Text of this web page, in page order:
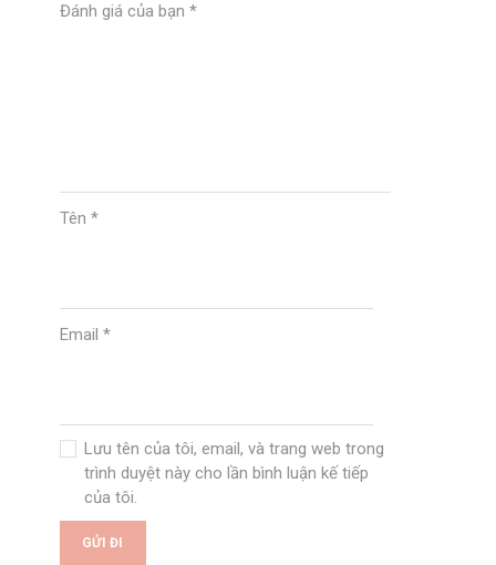
Đánh giá của bạn *
Tên *
Email *
Lưu tên của tôi, email, và trang web trong
trình duyệt này cho lần bình luận kế tiếp
của tôi.